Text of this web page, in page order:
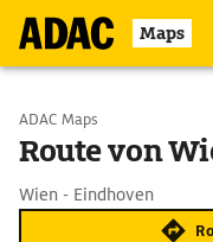
Maps
Start wählen
ADAC Maps
Route von
Wien - Eindhoven